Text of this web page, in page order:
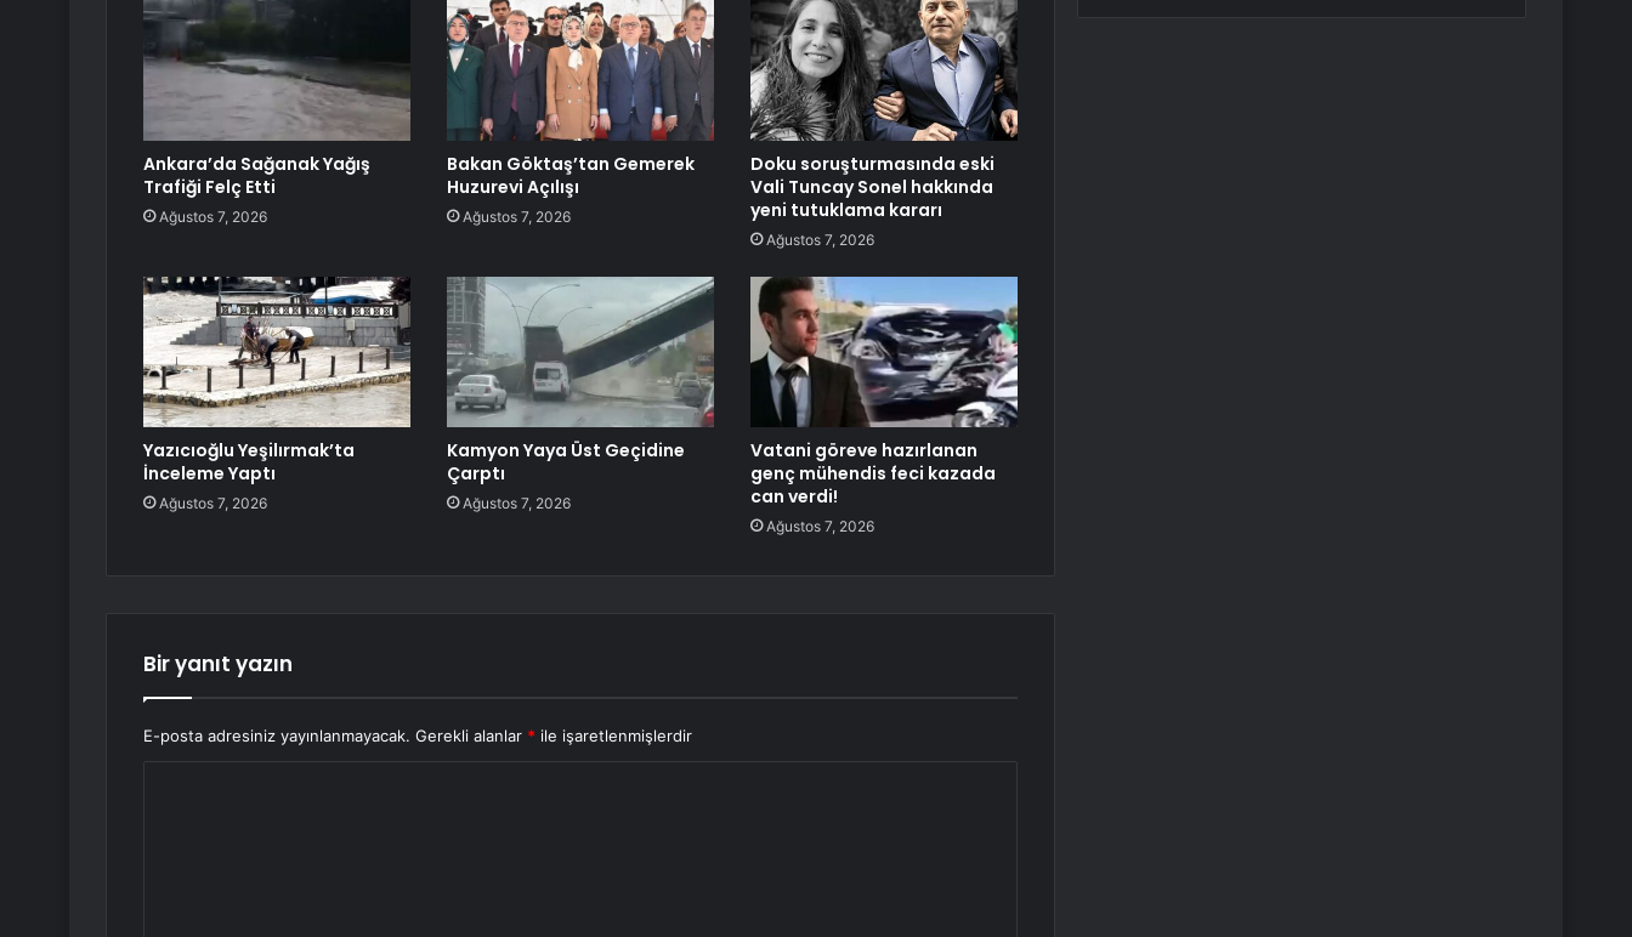
Ankara’da Sağanak Yağış
Trafiği Felç Etti
Ağustos 7, 2026
Bakan Göktaş’tan Gemerek
Huzurevi Açılışı
Ağustos 7, 2026
Doku soruşturmasında eski
Vali Tuncay Sonel hakkında
yeni tutuklama kararı
Ağustos 7, 2026
Yazıcıoğlu Yeşilırmak’ta
İnceleme Yaptı
Ağustos 7, 2026
Kamyon Yaya Üst Geçidine
Çarptı
Ağustos 7, 2026
Vatani göreve hazırlanan
genç mühendis feci kazada
can verdi!
Ağustos 7, 2026
Bir yanıt yazın
E-posta adresiniz yayınlanmayacak. Gerekli alanlar * ile işaretlenmişlerdir